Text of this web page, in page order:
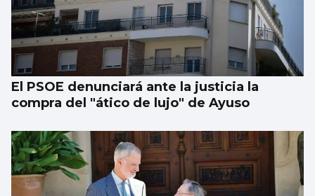
El PSOE denunciará ante la justicia la
compra del "ático de lujo" de Ayuso